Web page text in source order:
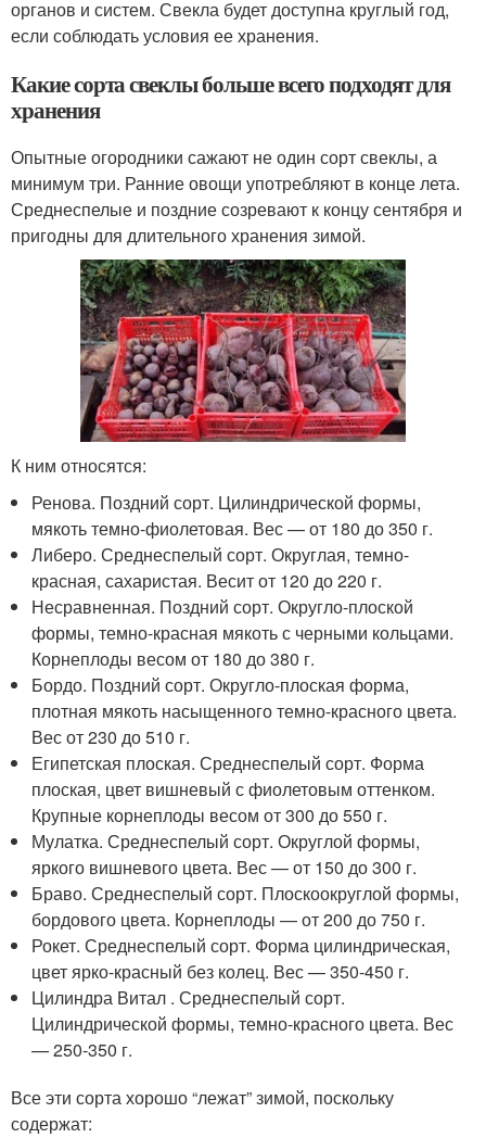
органов и систем. Свекла будет доступна круглый год,
если соблюдать условия ее хранения.
Какие сорта свеклы больше всего подходят для
хранения
Опытные огородники сажают не один сорт свеклы, а
минимум три. Ранние овощи употребляют в конце лета.
Среднеспелые и поздние созревают к концу сентября и
пригодны для длительного хранения зимой.
К ним относятся:
Ренова. Поздний сорт. Цилиндрической формы,
мякоть темно-фиолетовая. Вес — от 180 до 350 г.
Либеро. Среднеспелый сорт. Округлая, темно-
красная, сахаристая. Весит от 120 до 220 г.
Несравненная. Поздний сорт. Округло-плоской
формы, темно-красная мякоть с черными кольцами.
Корнеплоды весом от 180 до 380 г.
Бордо. Поздний сорт. Округло-плоская форма,
плотная мякоть насыщенного темно-красного цвета.
Вес от 230 до 510 г.
Египетская плоская. Среднеспелый сорт. Форма
плоская, цвет вишневый с фиолетовым оттенком.
Крупные корнеплоды весом от 300 до 550 г.
Мулатка. Среднеспелый сорт. Округлой формы,
яркого вишневого цвета. Вес — от 150 до 300 г.
Браво. Среднеспелый сорт. Плоскоокруглой формы,
бордового цвета. Корнеплоды — от 200 до 750 г.
Рокет. Среднеспелый сорт. Форма цилиндрическая,
цвет ярко-красный без колец. Вес — 350-450 г.
Цилиндра Витал . Среднеспелый сорт.
Цилиндрической формы, темно-красного цвета. Вес
— 250-350 г.
Все эти сорта хорошо “лежат” зимой, поскольку
содержат: